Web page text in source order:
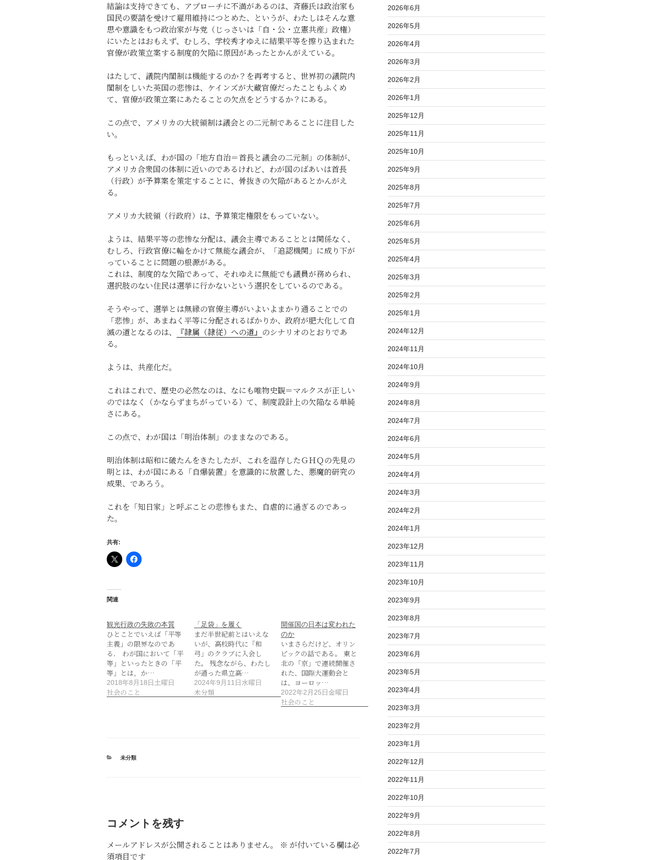
結論は支持できても、アプローチに不満があるのは、斉藤氏は政治家も
国民の要請を受けて雇用維持につとめた、というが、わたしはそんな意
思や意識をもつ政治家が与党（じっさいは「自・公・立憲共産」政権）
にいたとはおもえず、むしろ、学校秀才ゆえに結果平等を擦り込まれた
官僚が政策立案する制度的欠陥に原因があったとかんがえている。
はたして、議院内閣制は機能するのか？を再考すると、世界初の議院内
閣制をしいた英国の悲惨は、ケインズが大蔵官僚だったこともふくめ
て、官僚が政策立案にあたることの欠点をどうするか？にある。
この点で、アメリカの大統領制は議会との二元制であることに注目した
い。
もっといえば、わが国の「地方自治＝首長と議会の二元制」の体制が、
アメリカ合衆国の体制に近いのであるけれど、わが国のばあいは首長
（行政）が予算案を策定することに、骨抜きの欠陥があるとかんがえ
る。
アメリカ大統領（行政府）は、予算策定権限をもっていない。
ようは、結果平等の悲惨な分配は、議会主導であることとは関係なく、
むしろ、行政官僚に輪をかけて無能な議会が、「追認機関」に成り下が
っていることに問題の根源がある。
これは、制度的な欠陥であって、それゆえに無能でも議員が務められ、
選択肢のない住民は選挙に行かないという選択をしているのである。
そうやって、選挙とは無縁の官僚主導がいよいよまかり通ることでの
「悲惨」が、あまねく平等に分配されるばかりか、政府が肥大化して自
滅の道となるのは、
『隷属（隷従）への道』 のシナリオのとおりであ
る。
ようは、共産化だ。
これはこれで、歴史の必然なのは、なにも唯物史観＝マルクスが正しい
のではなく（かならずまちがっている）て、制度設計上の欠陥なる単純
さにある。
この点で、わが国は「明治体制」のままなのである。
明治体制は昭和に破たんをきたしたが、これを温存したＧＨＱの先見の
明とは、わが国にある「自爆装置」を意識的に放置した、悪魔的研究の
成果、であろう。
これを「知日家」と呼ぶことの悲惨もまた、自虐的に過ぎるのであっ
た。
共有:
関連
観光行政の失敗の本質
ひとことでいえば「平等
主義」の限界なのであ
る． わが国において「平
等」といったときの「平
等」とは，か…
2018年8月18日土曜日
社会のこと
「足袋」を履く
まだ半世紀前とはいえな
いが、高校時代に「和
弓」のクラブに入会し
た。 残念ながら、わたし
が通った県立高…
2024年9月11日水曜日
未分類
開催国の日本は変われた
のか
いまさらだけど、オリン
ピックの話である。 東と
北の「京」で連続開催さ
れた、国際大運動会と
は、ヨーロッ…
2022年2月25日金曜日
社会のこと
カ
未分類
コメントを残す
メールアドレスが公開されることはありません。 ※ が付いている欄は必
須項目です
2026年6月
2026年5月
2026年4月
2026年3月
2026年2月
2026年1月
2025年12月
2025年11月
2025年10月
2025年9月
2025年8月
2025年7月
2025年6月
2025年5月
2025年4月
2025年3月
2025年2月
2025年1月
2024年12月
2024年11月
2024年10月
2024年9月
2024年8月
2024年7月
2024年6月
2024年5月
2024年4月
2024年3月
2024年2月
2024年1月
2023年12月
2023年11月
2023年10月
2023年9月
2023年8月
2023年7月
2023年6月
2023年5月
2023年4月
2023年3月
2023年2月
2023年1月
2022年12月
2022年11月
2022年10月
2022年9月
2022年8月
2022年7月